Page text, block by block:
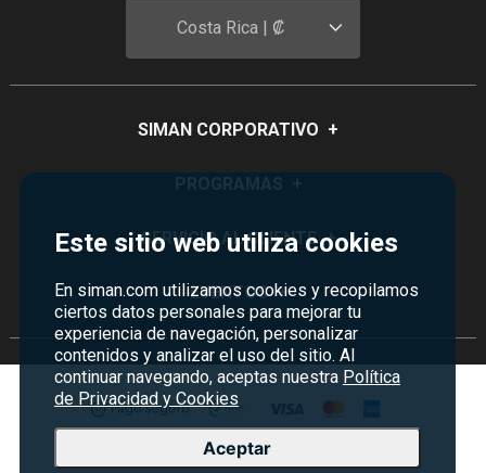
Este sitio web utiliza cookies
En siman.com utilizamos cookies y recopilamos
ciertos datos personales para mejorar tu
experiencia de navegación, personalizar
contenidos y analizar el uso del sitio. Al
continuar navegando, aceptas nuestra Política
de Privacidad y Cookies
Aceptar
Costa Rica | ₡
SIMAN CORPORATIVO +
Historia
Sucursales
Servicios
Empleos Siman
Monedero
Siman PRO
Credisiman
SERVICIO AL CLIENTE +
Preguntas Frecuentes
Política de devoluciones y garantías
Contáctenos
Seguridad del sitio
Política de Privacidad
Condiciones ofertas
EVENTOS +
Rebajas
Madres